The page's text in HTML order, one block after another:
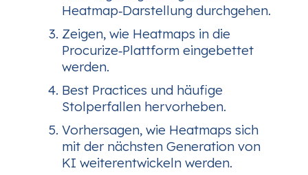
Heatmap‑Darstellung durchgehen.
Zeigen, wie Heatmaps in die
Procurize‑Plattform eingebettet
werden.
Best Practices und häufige
Stolperfallen hervorheben.
Vorhersagen, wie Heatmaps sich
mit der nächsten Generation von
KI weiterentwickeln werden.